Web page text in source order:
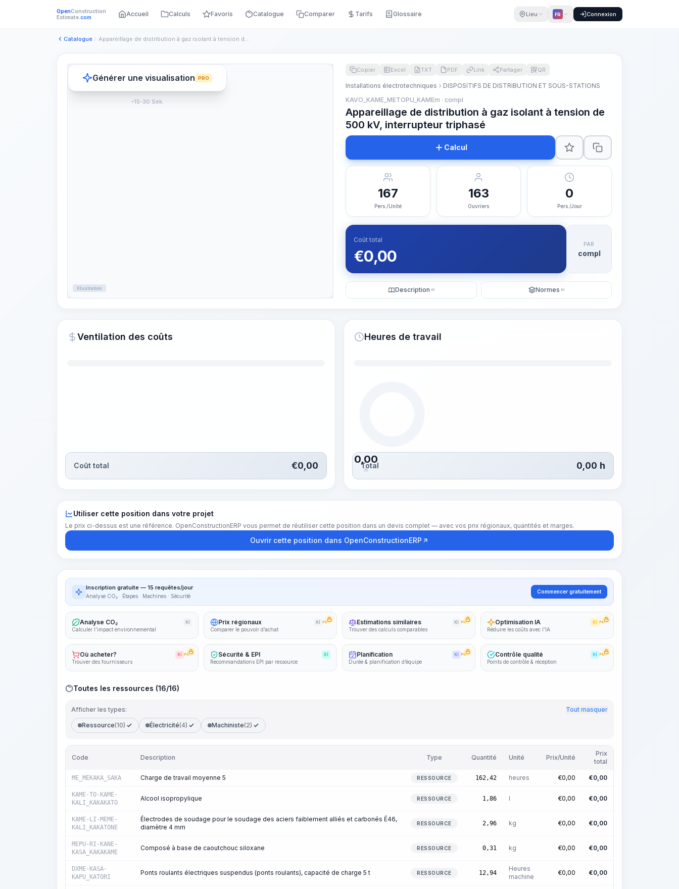
OpenConstruction
Estimate.com Accueil Calculs Favoris Catalogue Comparer Tarifs Glossaire Lieu FR Connexion
Catalogue Appareillage de distribution à gaz isolant à tension de 500 ...
Illustration
Générer une visualisation PRO
~15-30 Sek.
Copier Excel TXT PDF Link Partager QR
Installations électrotechniques
DISPOSITIFS DE DISTRIBUTION ET SOUS-STATIONS
KAVO_KAME_METOPU_KAMEm · compl
Appareillage de distribution à gaz isolant à tension de
500 kV, interrupteur triphasé
Calcul
167
Pers./Unité
163
Ouvriers
0
Pers./Jour
Coût total
€0,00
PAR
compl
Description KI Normes KI
Ventilation des coûts
Coût total €0,00
Heures de travail
0,00
h
Total 0,00 h
Utiliser cette position dans votre projet
Le prix ci-dessus est une référence. OpenConstructionERP vous permet de réutiliser cette position dans un devis complet — avec vos prix régionaux, quantités et marges.
Ouvrir cette position dans OpenConstructionERP
Inscription gratuite — 15 requêtes/jour
Analyse CO₂ · Étapes · Machines · Sécurité
Commencer gratuitement
Analyse CO₂ KI
Calculer l’impact environnemental
Prix régionaux KI PRO
Comparer le pouvoir d’achat
Estimations similaires KI PRO
Trouver des calculs comparables
Optimisation IA KI PRO
Réduire les coûts avec l’IA
Où acheter? KI PRO
Trouver des fournisseurs
Sécurité & EPI KI
Recommandations EPI par ressource
Planification KI PRO
Durée & planification d’équipe
Contrôle qualité KI PRO
Points de contrôle & réception
Toutes les ressources (16/16)
Afficher les types: Tout masquer
Ressource(10) Électricité(4) Machiniste(2)
Code Description Type Quantité Unité Prix/Unité
Prix
total
ME_MEKAKA_SAKA Charge de travail moyenne 5 RESSOURCE 162,42 heures €0,00 €0,00
KAME-TO-KAME-
KALI_KAKAKATO
Alcool isopropylique RESSOURCE 1,86 l €0,00 €0,00
KAME-LI-MEME-
KALI_KAKATONE
Électrodes de soudage pour le soudage des aciers faiblement alliés et carbonés É46,
diamètre 4 mm
RESSOURCE 2,96 kg €0,00 €0,00
MEPU-RI-KANE-
KASA_KAKAKAME
Composé à base de caoutchouc siloxane RESSOURCE 0,31 kg €0,00 €0,00
DXME-KASA-
KAPU_KATORI
Ponts roulants électriques suspendus (ponts roulants), capacité de charge 5 t RESSOURCE 12,94
Heures
machine
€0,00 €0,00